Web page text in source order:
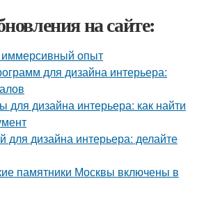
на сайте:
опыт
для дизайна интерьера:
дизайна интерьера: как найти
для дизайна интерьера: делайте
памятники Москвы включены в